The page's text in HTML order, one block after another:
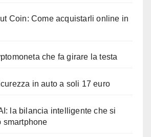
Coin: Come acquistarli online in
che fa girare la testa
in auto a soli 17 euro
la bilancia intelligente che si
smartphone